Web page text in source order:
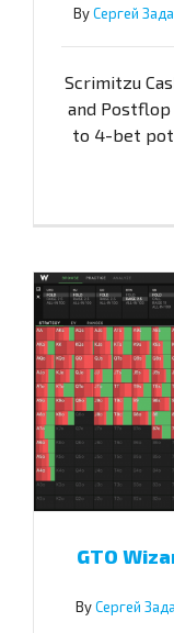
ByСергей
Scrimitzu
and Postflop
to 4-bet
GTO
ByСергей